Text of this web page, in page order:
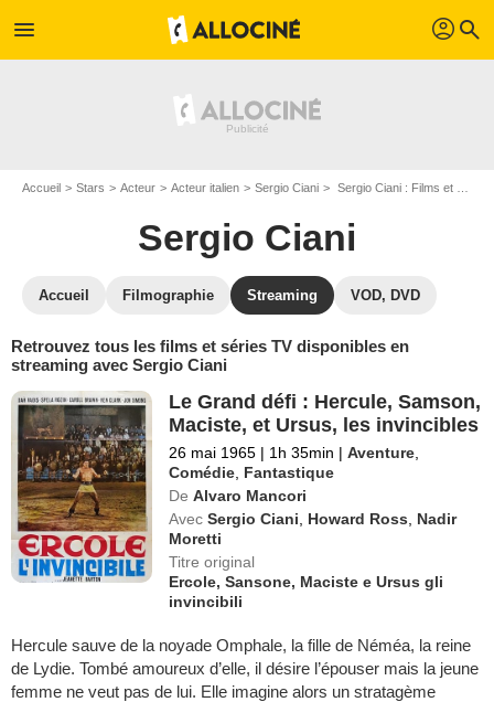
menu profil search
Accueil Stars Acteur Acteur italien Sergio Ciani Sergio Ciani : Films et séries online
Sergio Ciani
Accueil Filmographie Streaming VOD, DVD
Retrouvez tous les films et séries TV disponibles en
streaming avec Sergio Ciani
Le Grand défi : Hercule, Samson,
Maciste, et Ursus, les invincibles
26 mai 1965 | 1h 35min | Aventure
Comédie Fantastique
De Alvaro Mancori
Avec Sergio Ciani Howard Ross
Nadir
Moretti
Titre original
Ercole, Sansone, Maciste e Ursus gli
invincibili
Hercule sauve de la noyade Omphale, la fille de Néméa, la reine
de Lydie. Tombé amoureux d’elle, il désire l’épouser mais la jeune
femme ne veut pas de lui. Elle imagine alors un stratagème